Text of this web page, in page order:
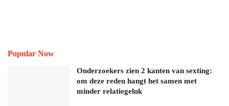
Popular Now
Onderzoekers zien 2 kanten van sexting:
om deze reden hangt het samen met
minder relatiegeluk